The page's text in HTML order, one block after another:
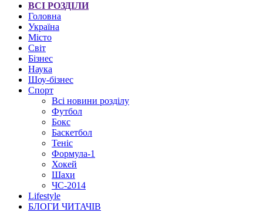
ВСІ РОЗДІЛИ
Головна
Україна
Місто
Світ
Бізнес
Наука
Шоу-бізнес
Спорт
Всі новини розділу
Футбол
Бокс
Баскетбол
Теніс
Формула-1
Хокей
Шахи
ЧС-2014
Lifestyle
БЛОГИ ЧИТАЧІВ